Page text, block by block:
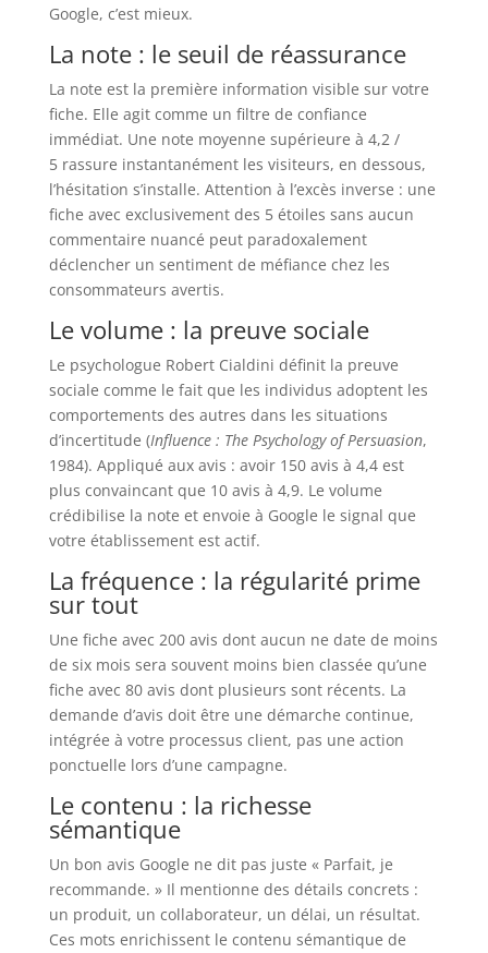
Google, c’est mieux.
La note : le seuil de réassurance
La note est la première information visible sur votre
fiche. Elle agit comme un filtre de confiance
immédiat. Une note moyenne supérieure à 4,2 /
5 rassure instantanément les visiteurs, en dessous,
l’hésitation s’installe. Attention à l’excès inverse : une
fiche avec exclusivement des 5 étoiles sans aucun
commentaire nuancé peut paradoxalement
déclencher un sentiment de méfiance chez les
consommateurs avertis.
Le volume : la preuve sociale
Le psychologue Robert Cialdini définit la preuve
sociale comme le fait que les individus adoptent les
comportements des autres dans les situations
d’incertitude (Influence : The Psychology of Persuasion,
1984). Appliqué aux avis : avoir 150 avis à 4,4 est
plus convaincant que 10 avis à 4,9. Le volume
crédibilise la note et envoie à Google le signal que
votre établissement est actif.
La fréquence : la régularité prime
sur tout
Une fiche avec 200 avis dont aucun ne date de moins
de six mois sera souvent moins bien classée qu’une
fiche avec 80 avis dont plusieurs sont récents. La
demande d’avis doit être une démarche continue,
intégrée à votre processus client, pas une action
ponctuelle lors d’une campagne.
Le contenu : la richesse
sémantique
Un bon avis Google ne dit pas juste « Parfait, je
recommande. » Il mentionne des détails concrets :
un produit, un collaborateur, un délai, un résultat.
Ces mots enrichissent le contenu sémantique de